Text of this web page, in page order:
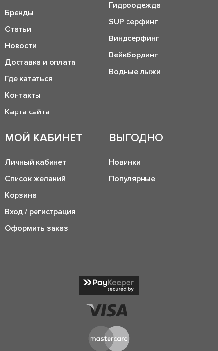
Бренды
Статьи
Новости
Доставка и оплата
Где кататься
Контакты
Карта сайта
Гидроодежда
SUP серфинг
Виндсерфинг
Вейкбординг
Водные лыжи
МОЙ КАБИНЕТ
Личный кабинет
Список желаний
Корзина
Вход / регистрация
Оформить заказ
ВЫГОДНО
Новинки
Популярные